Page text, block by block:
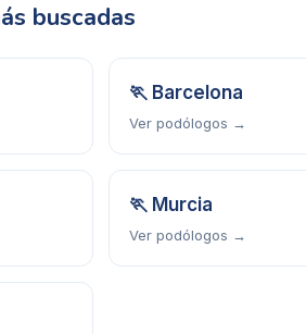
buscadas
🏃 Barcelona
Ver podólogos →
🏃 Murcia
Ver podólogos →